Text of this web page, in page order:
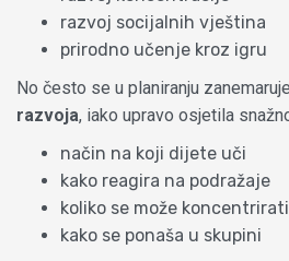
razvoj socijalnih vještina
prirodno učenje kroz igru
No često se u planiranju zanemaruje
razvoja, iako upravo osjetila
način na koji dijete uči
kako reagira na podražaje
koliko se može koncentrirati
kako se ponaša u skupini